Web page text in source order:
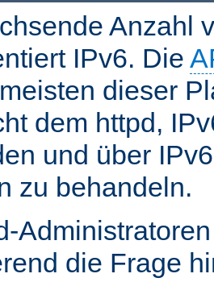
Anzahl
IPv6. Die
dieser
dem httpd,
und über
zu behandeln.
die Frage